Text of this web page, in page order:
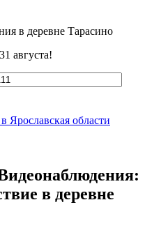
в деревне Тарасино
августа!
Ярославская области
в деревне